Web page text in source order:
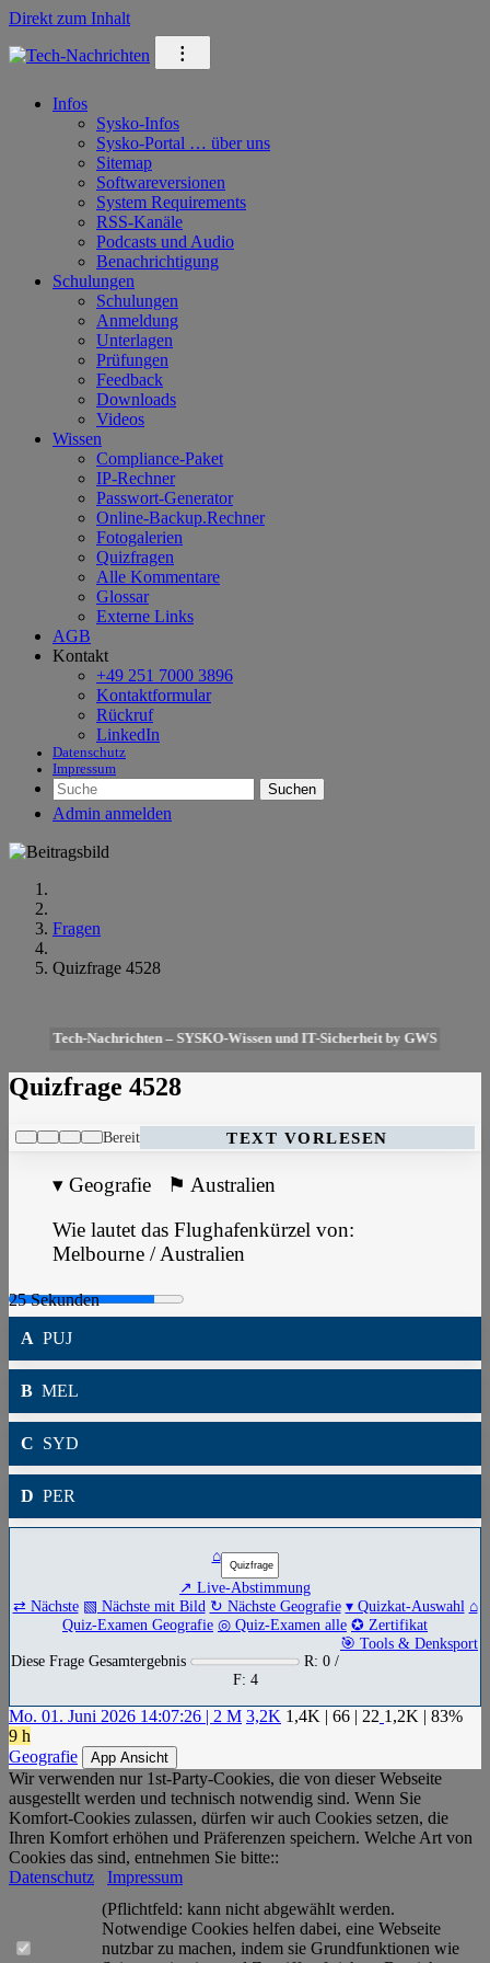
Direkt zum Inhalt
⁝
Infos
Sysko-Infos
Sysko-Portal … über uns
Sitemap
Softwareversionen
System Requirements
RSS-Kanäle
Podcasts und Audio
Benachrichtigung
Schulungen
Schulungen
Anmeldung
Unterlagen
Prüfungen
Feedback
Downloads
Videos
Wissen
Compliance-Paket
IP-Rechner
Passwort-Generator
Online-Backup.Rechner
Fotogalerien
Quizfragen
Alle Kommentare
Glossar
Externe Links
AGB
Kontakt
+49 251 7000 3896
Kontaktformular
Rückruf
LinkedIn
Datenschutz
Impressum
Suchen
Admin anmelden
Fragen
Quizfrage 4528
Tech-Nachrichten – SYSKO-Wissen und IT-Sicherheit by GWS
Quizfrage 4528
Bereit TEXT VORLESEN
▾ Geografie ⚑ Australien
Wie lautet das Flughafenkürzel von:
Melbourne / Australien
A PUJ
B MEL
C SYD
D PER
⌂
↗ Live-Abstimmung
⇄ Nächste ▧ Nächste mit Bild ↻ Nächste Geografie ▾ Quizkat-Auswahl ⌂
Quiz-Examen Geografie ◎ Quiz-Examen alle ✪ Zertifikat
🎯 Tools & Denksport
Diese Frage Gesamtergebnis
R: 0 /
F: 4
Mo. 01. Juni 2026 14:07:26 | 2 M 3,2K 1,4K | 66 | 22 1,2K | 83%
9 h
Geografie
App Ansicht
Wir verwenden nur 1st-Party-Cookies, die von dieser Webseite
ausgestellt werden und technisch notwendig sind. Wenn Sie
Komfort-Cookies zulassen, dürfen wir auch Cookies setzen, die
Ihren Komfort erhöhen und Präferenzen speichern. Welche Art von
Cookies das sind, entnehmen Sie bitte::
Datenschutz
Impressum
(Pflichtfeld: kann nicht abgewählt werden.
Notwendige Cookies helfen dabei, eine Webseite
nutzbar zu machen, indem sie Grundfunktionen wie